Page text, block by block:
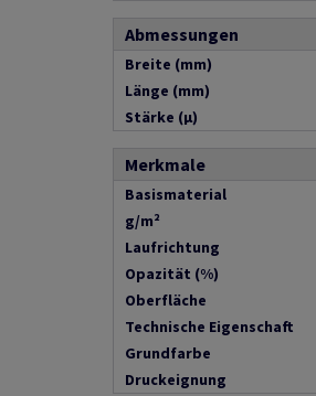
Abmessungen
Breite (mm)
Länge (mm)
Stärke (µ)
Merkmale
Basismaterial
g/m²
Laufrichtung
Opazität (%)
Oberfläche
Technische Eigenschaft
Grundfarbe
Druckeignung